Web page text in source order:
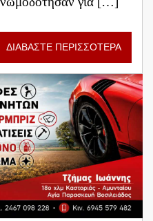
ΔΙΑΒΑΣΤΕ ΠΕΡΙΣΣΟΤΕΡΑ